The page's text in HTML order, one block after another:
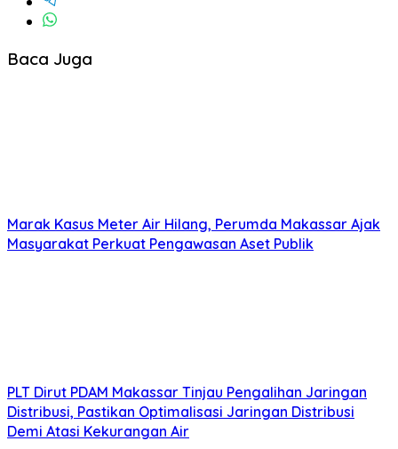
Baca Juga
Marak Kasus Meter Air Hilang, Perumda Makassar Ajak
Masyarakat Perkuat Pengawasan Aset Publik
PLT Dirut PDAM Makassar Tinjau Pengalihan Jaringan
Distribusi, Pastikan Optimalisasi Jaringan Distribusi
Demi Atasi Kekurangan Air